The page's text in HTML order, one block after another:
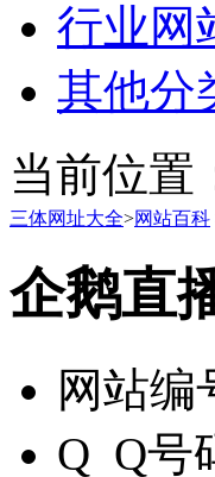
行业网
其他分
当前位置
三体网址大全>网站百科
企鹅直
网站编
Q Q号